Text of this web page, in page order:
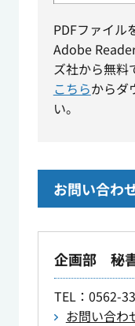
PDFファイル
Adobe
ズ社から無料
こちらからダ
い。
お問い合わ
企画部 秘
TEL：0562-
お問い合わ